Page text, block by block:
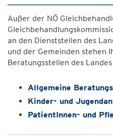
Außer der NÖ
an den Dienststellen des
und der Gemeinden stehen
Beratungsstellen des
Allgemeine
Kinder- und
PatientInnen- und